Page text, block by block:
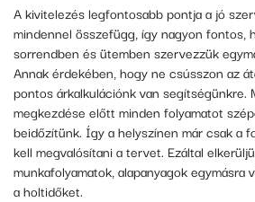
A kivitelezés legfontosabb pontja a jó
mindennel összefügg, így nagyon fontos,
sorrendben és ütemben szervezzük
Annak érdekében, hogy ne csússzon az
pontos árkalkulációnk van segítségünkre.
megkezdése előtt minden folyamatot
beidőzítünk. Így a helyszínen már csak a
kell megvalósítani a tervet. Ezáltal
munkafolyamatok, alapanyagok egymásra
a holtidőket.